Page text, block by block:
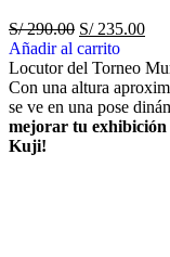
S/290.00 S/235.00
Añadir al carrito
Locutor del Torneo
Con una altura
se ve en una pose
mejorar tu exhibición
Kuji!